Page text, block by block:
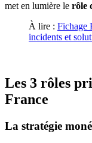
met en lumière le rôle
À lire : Fichage
incidents et
Les 3 rôles
France
La stratégie